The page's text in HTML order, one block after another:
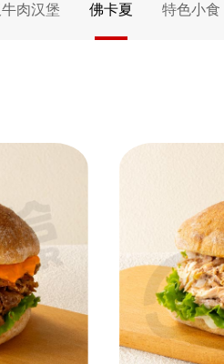
肉汉堡 佛卡夏 特色小食